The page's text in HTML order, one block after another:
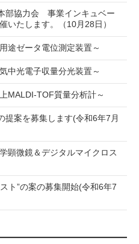
部協力会 事業インキュベー
たします。（10月28日）
途ゼータ電位測定装置～
中光電子収量分光装置～
MALDI-TOF質量分析計～
提案を募集します(令和6年7月
顕微鏡＆デジタルマイクロス
ト”の案の募集開始(令和6年7